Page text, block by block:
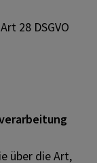
28 DSGVO
über die Art,